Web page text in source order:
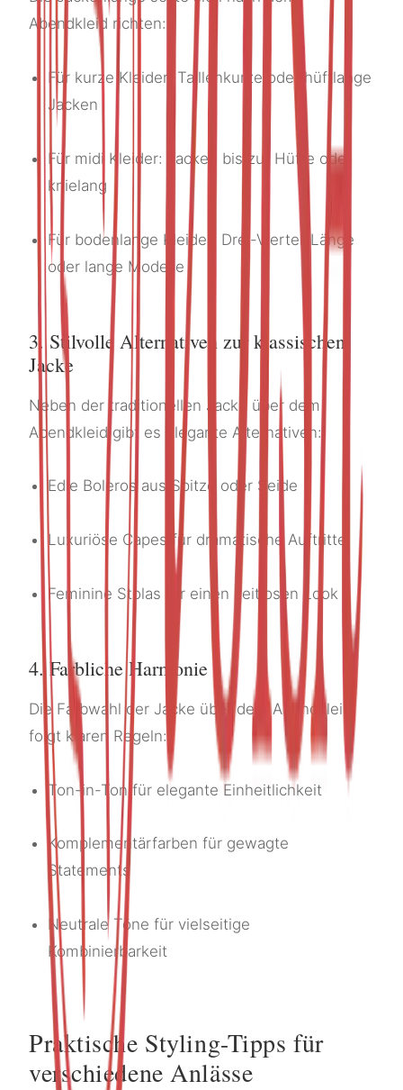
Abendkleid richten:
Für kurze Kleider: Taillenkurze oder hüftlange
Jacken
Für midi Kleider: Jacken bis zur Hüfte oder
knielang
Für bodenlange Kleider: Drei-Viertel-Länge
oder lange Modelle
3. Stilvolle Alternativen zur klassischen
Jacke
Neben der traditionellen Jacke über dem
Abendkleid gibt es elegante Alternativen:
Edle Boleros aus Spitze oder Seide
Luxuriöse Capes für dramatische Auftritte
Feminine Stolas für einen zeitlosen Look
4. Farbliche Harmonie
Die Farbwahl der Jacke über dem Abendkleid
folgt klaren Regeln:
Ton-in-Ton für elegante Einheitlichkeit
Komplementärfarben für gewagte
Statements
Neutrale Töne für vielseitige
Kombinierbarkeit
Praktische Styling-Tipps für
verschiedene Anlässe